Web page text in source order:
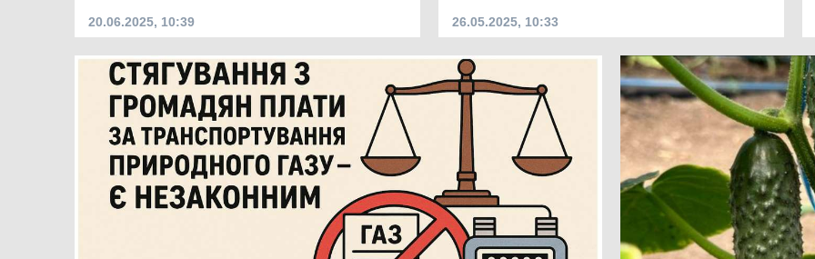
20.06.2025, 10:39 26.05.2025, 10:33